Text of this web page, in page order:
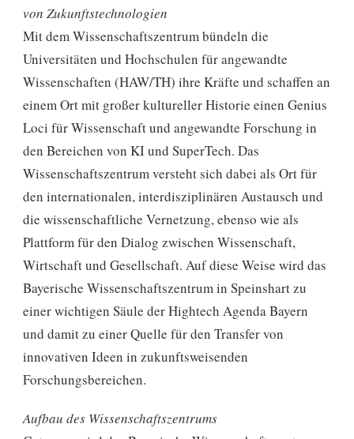
von Zukunftstechnologien
Mit dem Wissenschaftszentrum bündeln die
Universitäten und Hochschulen für angewandte
Wissenschaften (HAW/TH) ihre Kräfte und schaffen an
einem Ort mit großer kultureller Historie einen Genius
Loci für Wissenschaft und angewandte Forschung in
den Bereichen von KI und SuperTech. Das
Wissenschaftszentrum versteht sich dabei als Ort für
den internationalen, interdisziplinären Austausch und
die wissenschaftliche Vernetzung, ebenso wie als
Plattform für den Dialog zwischen Wissenschaft,
Wirtschaft und Gesellschaft. Auf diese Weise wird das
Bayerische Wissenschaftszentrum in Speinshart zu
einer wichtigen Säule der Hightech Agenda Bayern
und damit zu einer Quelle für den Transfer von
innovativen Ideen in zukunftsweisenden
Forschungsbereichen.
Aufbau des Wissenschaftszentrums